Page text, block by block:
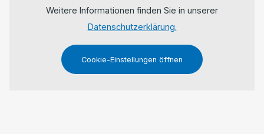
Weitere Informationen finden Sie in unserer
Datenschutzerklärung.
Cookie-Einstellungen öffnen